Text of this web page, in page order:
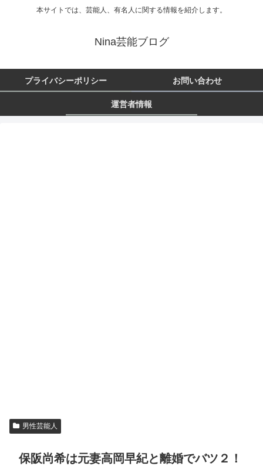
本サイトでは、芸能人、有名人に関する情報を紹介します。
Nina芸能ブログ
プライバシーポリシー お問い合わせ
運営者情報
男性芸能人
保阪尚希は元妻高岡早紀と離婚でバツ２！